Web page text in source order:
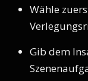
Wähle
Gib dem